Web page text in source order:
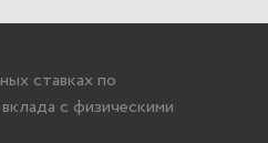
ставках по
с физическими